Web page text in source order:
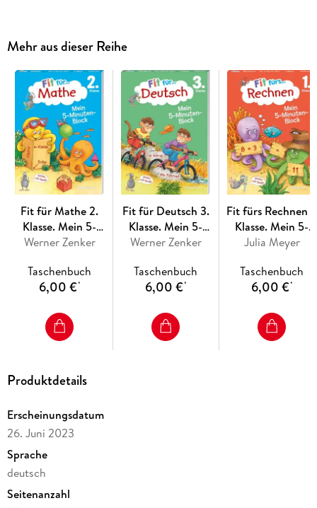
Mehr aus dieser Reihe
Fit für Mathe 2.
Klasse. Mein 5-
Minuten-Block
Werner Zenker
Taschenbuch
6,00 €*
Fit für Deutsch 3.
Klasse. Mein 5-
Minuten-Block
Werner Zenker
Taschenbuch
6,00 €*
Fit fürs Rechnen 1.
Klasse. Mein 5-
Minuten-Block
Julia Meyer
Taschenbuch
6,00 €*
Produktdetails
Erscheinungsdatum
26. Juni 2023
Sprache
deutsch
Seitenanzahl